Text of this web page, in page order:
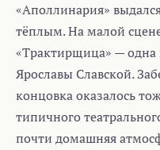
«Аполлинария»
тёплым. На малой
«Трактирщица» — одна
Ярославы Славской.
концовка оказалось
типичного
почти домашняя